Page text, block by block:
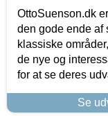
OttoSuenson.dk
den gode ende af
klassiske
de nye og
for at se deres
Se